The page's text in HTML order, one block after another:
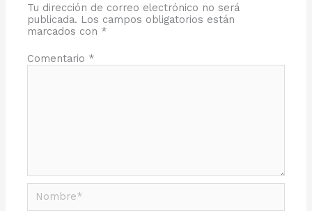
Tu dirección de correo electrónico no será
publicada. Los campos obligatorios están
marcados con *
Comentario *
Nombre*